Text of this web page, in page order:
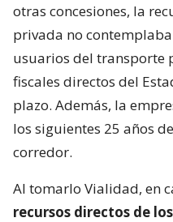
otras concesiones, la
privada no
usuarios del transporte
fiscales directos del
plazo. Además, la
los siguientes 25 años
corredor.
Al tomarlo Vialidad, en
recursos directos de